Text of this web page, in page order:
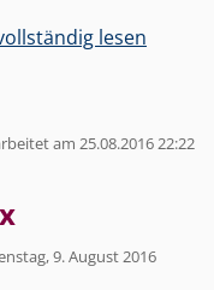
lesen
am 25.08.2016 22:22
9. August 2016